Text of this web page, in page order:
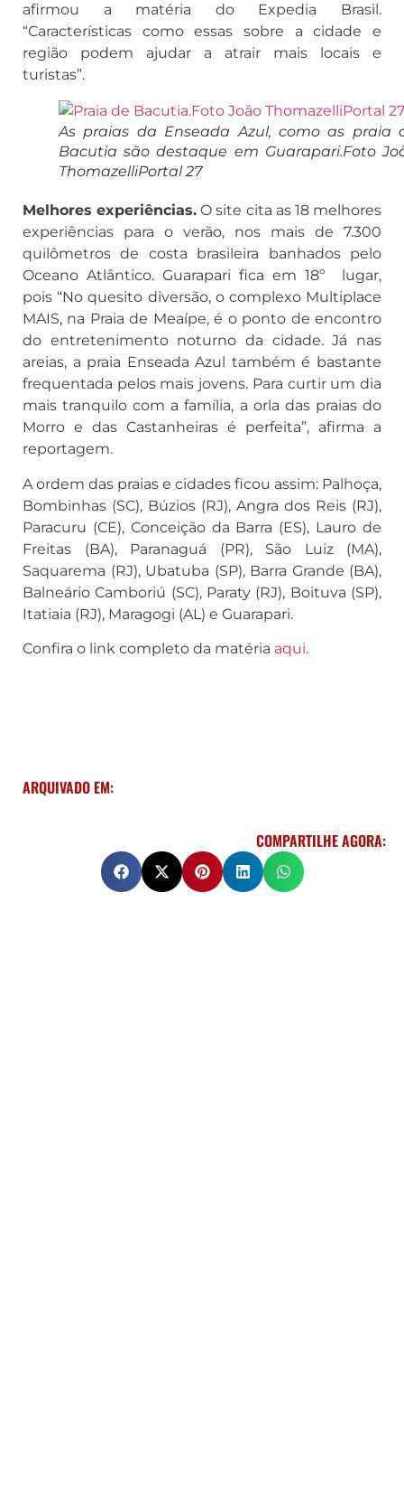
afirmou a matéria do Expedia Brasil.
“Características como essas sobre a cidade e
região podem ajudar a atrair mais locais e
turistas”.
As praias da Enseada Azul, como as praia
Bacutia são destaque em Guarapari.Foto
ThomazelliPortal 27
Melhores experiências. O site cita as 18 melhores
experiências para o verão, nos mais de 7.300
quilômetros de costa brasileira banhados pelo
Oceano Atlântico. Guarapari fica em 18º lugar,
pois “No quesito diversão, o complexo Multiplace
MAIS, na Praia de Meaípe, é o ponto de encontro
do entretenimento noturno da cidade. Já nas
areias, a praia Enseada Azul também é bastante
frequentada pelos mais jovens. Para curtir um dia
mais tranquilo com a família, a orla das praias do
Morro e das Castanheiras é perfeita”, afirma a
reportagem.
A ordem das praias e cidades ficou assim: Palhoça,
Bombinhas (SC), Búzios (RJ), Angra dos Reis (RJ),
Paracuru (CE), Conceição da Barra (ES), Lauro de
Freitas (BA), Paranaguá (PR), São Luiz (MA),
Saquarema (RJ), Ubatuba (SP), Barra Grande (BA),
Balneário Camboriú (SC), Paraty (RJ), Boituva (SP),
Itatiaia (RJ), Maragogi (AL) e Guarapari.
Confira o link completo da matéria aqui.
ARQUIVADO EM:
COMPARTILHE AGORA: